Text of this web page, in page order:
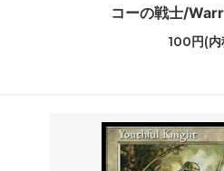
コーの戦士/
100円(内